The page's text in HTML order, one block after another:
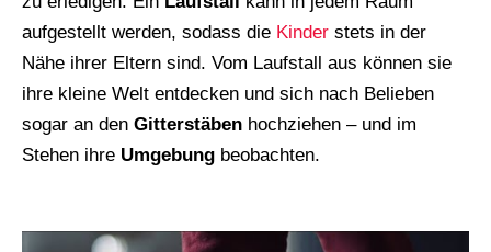
aufgestellt werden, sodass die Kinder stets in der
Nähe ihrer Eltern sind. Vom Laufstall aus können sie
ihre kleine Welt entdecken und sich nach Belieben
sogar an den Gitterstäben hochziehen – und im
Stehen ihre Umgebung beobachten.